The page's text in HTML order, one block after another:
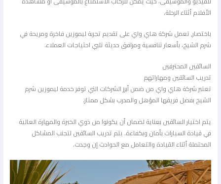
الأفلام أثناء الرحلة.
باختصار, تعمل شركة هاي واي على تقديم تجربة ليموزين فاخرة ومريحة في
شرم الشيخ، بأسعار تنافسية ومرافق حديثة تلبي احتياجات العملاء.
السائقين المحترفين
تدريب السائقين ومهاراتهم
تعتبر شركة هاي واي من ضمن أبرز الشركات التي توفر خدمة ليموزين شرم
الشيخ بفضل فريقها المؤهل والمدرب بشكل ممتاز.
يتم اختيار السائقين بعناية لضمان أن يكونوا من ذوي الخبرة والمهارة العالية
في قيادة السيارات بأمان وبكفاءة. يتم تدريب السائقين لتجنب المشاكل
المحتملة أثناء القيادة والتعامل مع الحوادث إن وجدت.